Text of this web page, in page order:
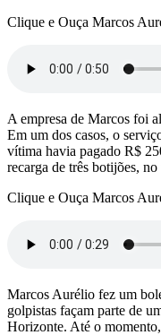
Clique e Ouça Marcos
A empresa de Marcos foi
Em um dos casos, o
vítima havia pagado R$
recarga de três botijões,
Clique e Ouça Marcos
Marcos Aurélio fez um
golpistas façam parte de
Horizonte. Até o